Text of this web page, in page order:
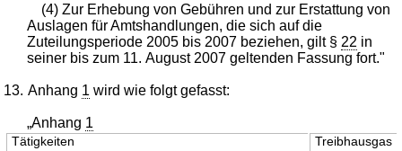
(4) Zur Erhebung von Gebühren und zur Erstattung von
Auslagen für Amtshandlungen, die sich auf die
Zuteilungsperiode 2005 bis 2007 beziehen, gilt § 22 in
seiner bis zum 11. August 2007 geltenden Fassung fort."
13. Anhang 1 wird wie folgt gefasst:
„Anhang 1
Tätigkeiten
Treibhausgas